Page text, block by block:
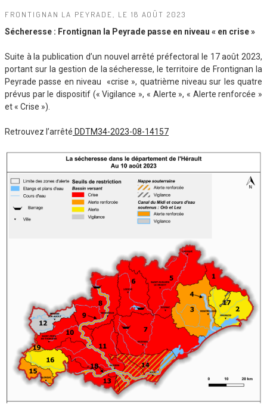
FRONTIGNAN LA PEYRADE, LE 18 AOÛT 2023
Sécheresse : Frontignan la Peyrade passe en niveau « en crise »
Suite à la publication d’un nouvel arrêté préfectoral le 17 août 2023,
portant sur la gestion de la sécheresse, le territoire de Frontignan la
Peyrade passe en niveau «crise », quatrième niveau sur les quatre
prévus par le dispositif (« Vigilance », « Alerte », « Alerte renforcée »
et « Crise »).
Retrouvez l’arrêté DDTM34-2023-08-14157